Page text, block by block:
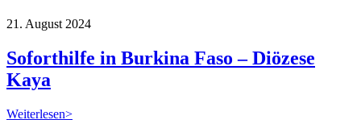
21. August 2024
Soforthilfe in Burkina Faso – Diözese
Kaya
Weiterlesen>